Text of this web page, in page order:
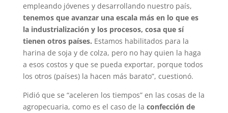
empleando jóvenes y desarrollando nuestro país,
tenemos que avanzar una escala más en lo que es
la industrialización y los procesos, cosa que sí
tienen otros países. Estamos habilitados para la
harina de soja y de colza, pero no hay quien la haga
a esos costos y que se pueda exportar, porque todos
los otros (países) la hacen más barato”, cuestionó.
Pidió que se “aceleren los tiempos” en las cosas de la
agropecuaria, como es el caso de la confección de